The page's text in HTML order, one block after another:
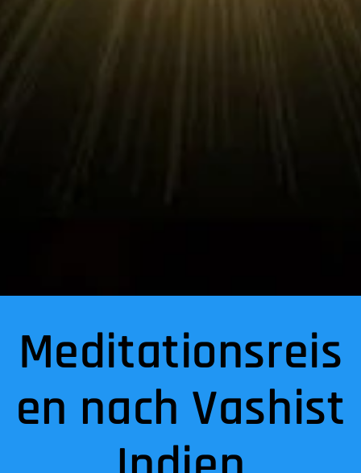
Meditationsreis
en nach Vashist